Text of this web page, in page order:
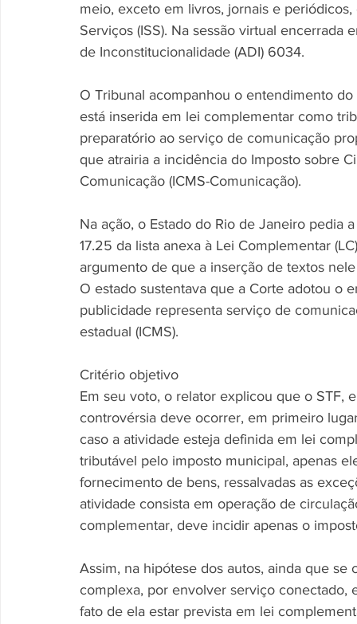
meio, exceto em livros, jornais e
Serviços (ISS). Na sessão virtual
de Inconstitucionalidade (ADI) 6034.
O Tribunal acompanhou o entendimento
está inserida em lei complementar como
preparatório ao serviço de comunicação
que atrairia a incidência do Imposto sobre
Comunicação (ICMS-Comunicação).
Na ação, o Estado do Rio de Janeiro pedia
17.25 da lista anexa à Lei Complementar
argumento de que a inserção de textos
O estado sustentava que a Corte adotou o
publicidade representa serviço de
estadual (ICMS).
Critério objetivo
Em seu voto, o relator explicou que o STF,
controvérsia deve ocorrer, em primeiro
caso a atividade esteja definida em lei
tributável pelo imposto municipal, apenas
fornecimento de bens, ressalvadas as
atividade consista em operação de
complementar, deve incidir apenas o
Assim, na hipótese dos autos, ainda que
complexa, por envolver serviço
fato de ela estar prevista em lei